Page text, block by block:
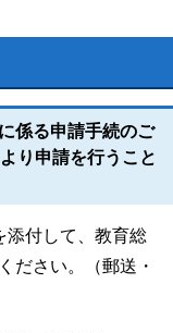
係る申請手続のご
り申請を行うこと
添付して、教育総
ださい。（郵送・